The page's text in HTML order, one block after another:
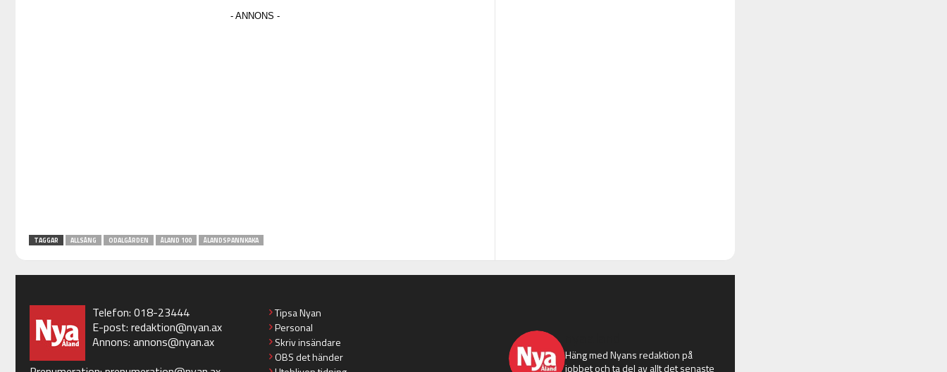
TAGGAR ALLSÅNG ODALGÅRDEN ÅLAND 100 ÅLANDSPANNKAKA
Telefon: 018-23444
E-post: redaktion@nyan.ax
Annons: annons@nyan.ax
Tipsa Nyan
Personal
Skriv insändare
OBS det händer
Häng med Nyans redaktion på
jobbet och ta del av allt det senaste